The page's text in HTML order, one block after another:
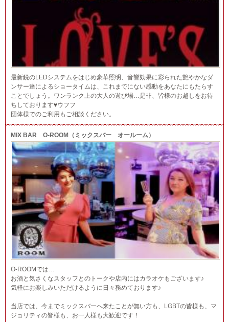
最新鋭のLEDシステムをはじめ豪華照明、音響効果に彩られた艶やかなダ
ンサー達によるショータイムは、これまでにない感動をあなたにもたらす
ことでしょう。ワンランク上の大人の遊び場…是非、皆様のお越しをお待
ちしております♥ウフフ
団体様でのご利用もご相談ください。
MIX BAR O-ROOM（ミックスバー オールーム）
O-ROOMでは…
お酒と気さくなスタッフとのトークや店内にはカラオケもございます♪
気軽にお楽しみいただけるように日々務めております♪
当店では、今までミックスバーへ来たことが無い方も、LGBTの皆様も、マ
ジョリティの皆様も、お一人様も大歓迎です！